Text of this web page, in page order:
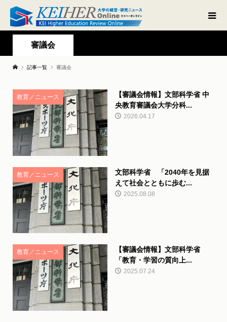
審議会
記事一覧 審議会
教育／ニュース
【審議会情報】文部科学省 中
央教育審議会大学分科...
2026.04.17
教育／ニュース
文部科学省 「2040年を見据
えて社会とともに歩む...
2025.08.08
教育／ニュース
【審議会情報】文部科学省
「教育・学習の質向上...
2025.07.24